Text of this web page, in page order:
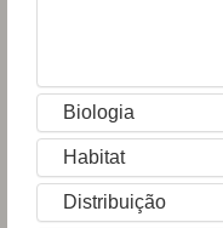
Biologia
Habitat
Distribuição